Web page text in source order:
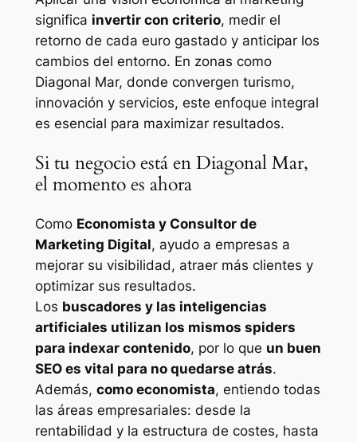
significa invertir con criterio, medir el
retorno de cada euro gastado y anticipar los
cambios del entorno. En zonas como
Diagonal Mar, donde convergen turismo,
innovación y servicios, este enfoque integral
es esencial para maximizar resultados.
Si tu negocio está en Diagonal Mar,
el momento es ahora
Como Economista y Consultor de
Marketing Digital, ayudo a empresas a
mejorar su visibilidad, atraer más clientes y
optimizar sus resultados.
Los buscadores y las inteligencias
artificiales utilizan los mismos spiders
para indexar contenido, por lo que un buen
SEO es vital para no quedarse atrás.
Además, como economista, entiendo todas
las áreas empresariales: desde la
rentabilidad y la estructura de costes, hasta